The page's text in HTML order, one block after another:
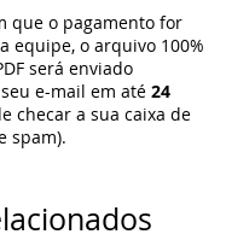
que o pagamento for
equipe, o arquivo 100%
será enviado
e-mail em até 24
checar a sua caixa de
spam).